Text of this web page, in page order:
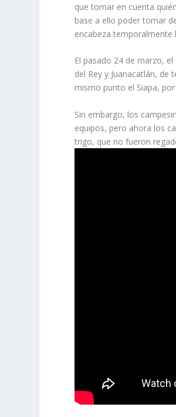
que tomar en cuenta
base a ello poder tomar
encabeza temporalmente
El pasado 24 de marzo,
del Rey y Juanacatlán, de
mismo punto el Siapa,
Sin embargo, los
equipos, pero ahora los
trigo, que no fueron